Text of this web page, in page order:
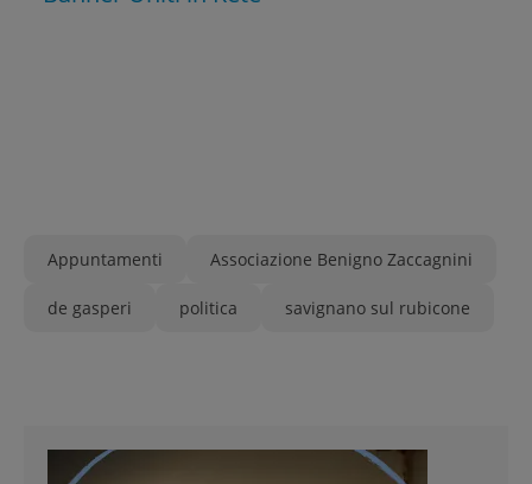
Appuntamenti Associazione Benigno Zaccagnini
de gasperi politica savignano sul rubicone